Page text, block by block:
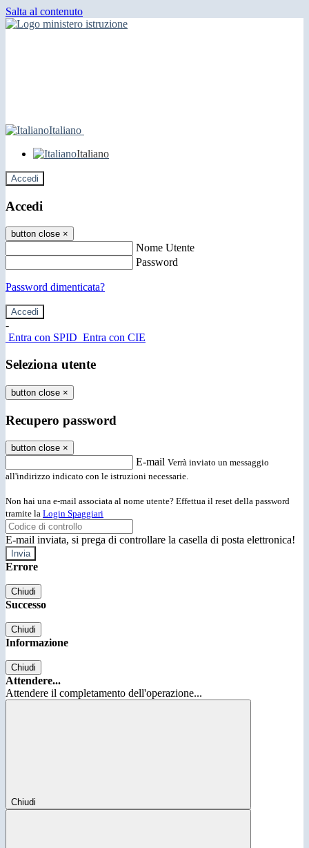
Salta al contenuto
Italiano
Italiano
Accedi
Accedi
button close ×
Nome Utente
Password
Password dimenticata?
-
Entra con SPID Entra con CIE
Seleziona utente
button close ×
Recupero password
button close ×
E-mail Verrà inviato un messaggio
all'indirizzo indicato con le istruzioni necessarie.
Non hai una e-mail associata al nome utente? Effettua il reset della password
tramite la Login Spaggiari
E-mail inviata, si prega di controllare la casella di posta elettronica!
Errore
Chiudi
Successo
Chiudi
Informazione
Chiudi
Attendere...
Attendere il completamento dell'operazione...
Chiudi